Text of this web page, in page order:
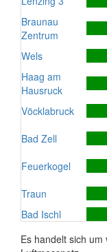
Braunau
Zentrum
Wels
Haag am
Hausruck
Vöcklabruck
Bad Zell
Feuerkogel
Traun
Bad Ischl
Es handelt sich